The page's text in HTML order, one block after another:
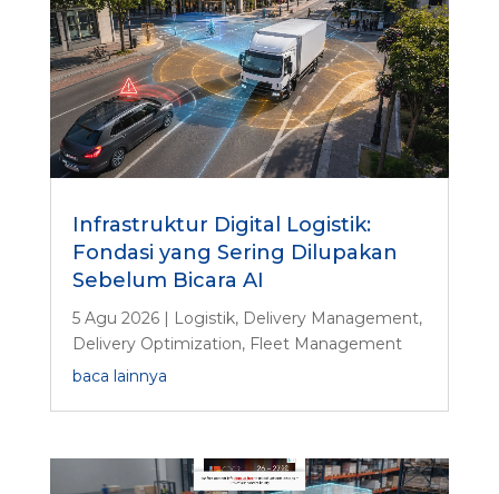
Infrastruktur Digital Logistik:
Fondasi yang Sering Dilupakan
Sebelum Bicara AI
5 Agu 2026| Logistik, Delivery Management,
Delivery Optimization, Fleet Management
baca lainnya